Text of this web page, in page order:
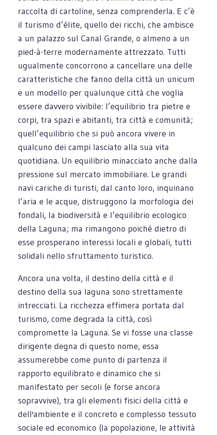
raccolta di cartoline, senza comprenderla. E c’è
il turismo d’élite, quello dei ricchi, che ambisce
a un palazzo sul Canal Grande, o almeno a un
pied-à-terre modernamente attrezzato. Tutti
ugualmente concorrono a cancellare una delle
caratteristiche che fanno della città un unicum
e un modello per qualunque città che voglia
essere davvero vivibile: l’equilibrio tra pietre e
corpi, tra spazi e abitanti, tra città e comunità;
quell’equilibrio che si può ancora vivere in
qualcuno dei campi lasciato alla sua vita
quotidiana. Un equilibrio minacciato anche dalla
pressione sul mercato immobiliare. Le grandi
navi cariche di turisti, dal canto loro, inquinano
l’aria e le acque, distruggono la morfologia dei
fondali, la biodiversità e l’equilibrio ecologico
della Laguna; ma rimangono poiché dietro di
esse prosperano interessi locali e globali, tutti
solidali nello sfruttamento turistico.
Ancora una volta, il destino della città e il
destino della sua laguna sono strettamente
intrecciati. La ricchezza effimera portata dal
turismo, come degrada la città, così
compromette la Laguna. Se vi fosse una classe
dirigente degna di questo nome, essa
assumerebbe come punto di partenza il
rapporto equilibrato e dinamico che si
manifestato per secoli (e forse ancora
sopravvive), tra gli elementi fisici della città e
dell'ambiente e il concreto e complesso tessuto
sociale ed economico (la popolazione, le attività